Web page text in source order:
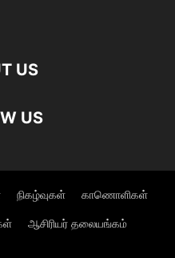
US
US
நிகழ்வுகள் காணொளிகள்
ஆசிரியர் தலையங்கம்